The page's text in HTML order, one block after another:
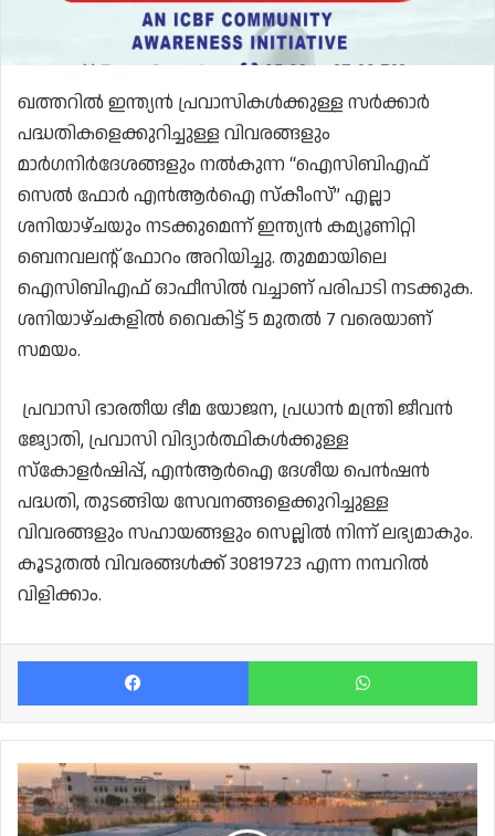
ഖത്തറിൽ ഇന്ത്യൻ പ്രവാസികൾക്കുള്ള സർക്കാർ
പദ്ധതികളെക്കുറിച്ചുള്ള വിവരങ്ങളും
മാർഗനിർദേശങ്ങളും നൽകുന്ന “ഐസിബിഎഫ്
സെൽ ഫോർ എൻആർഐ സ്‌കീംസ്” എല്ലാ
ശനിയാഴ്ചയും നടക്കുമെന്ന് ഇന്ത്യൻ കമ്യൂണിറ്റി
ബെനവലന്റ് ഫോറം അറിയിച്ചു. തുമമായിലെ
ഐസിബിഎഫ് ഓഫീസിൽ വച്ചാണ് പരിപാടി നടക്കുക.
ശനിയാഴ്ചകളിൽ വൈകിട്ട് 5 മുതൽ 7 വരെയാണ്
സമയം.
പ്രവാസി ഭാരതീയ ഭീമ യോജന, പ്രധാൻ മന്ത്രി ജീവൻ
ജ്യോതി, പ്രവാസി വിദ്യാർത്ഥികൾക്കുള്ള
സ്‌കോളർഷിപ്പ്, എൻആർഐ ദേശീയ പെൻഷൻ
പദ്ധതി, തുടങ്ങിയ സേവനങ്ങളെക്കുറിച്ചുള്ള
വിവരങ്ങളും സഹായങ്ങളും സെല്ലിൽ നിന്ന് ലഭ്യമാകും.
കൂടുതൽ വിവരങ്ങൾക്ക് 30819723 എന്ന നമ്പറിൽ
വിളിക്കാം.
Facebook
അൽ
ദായെൻ
പാർക്ക്